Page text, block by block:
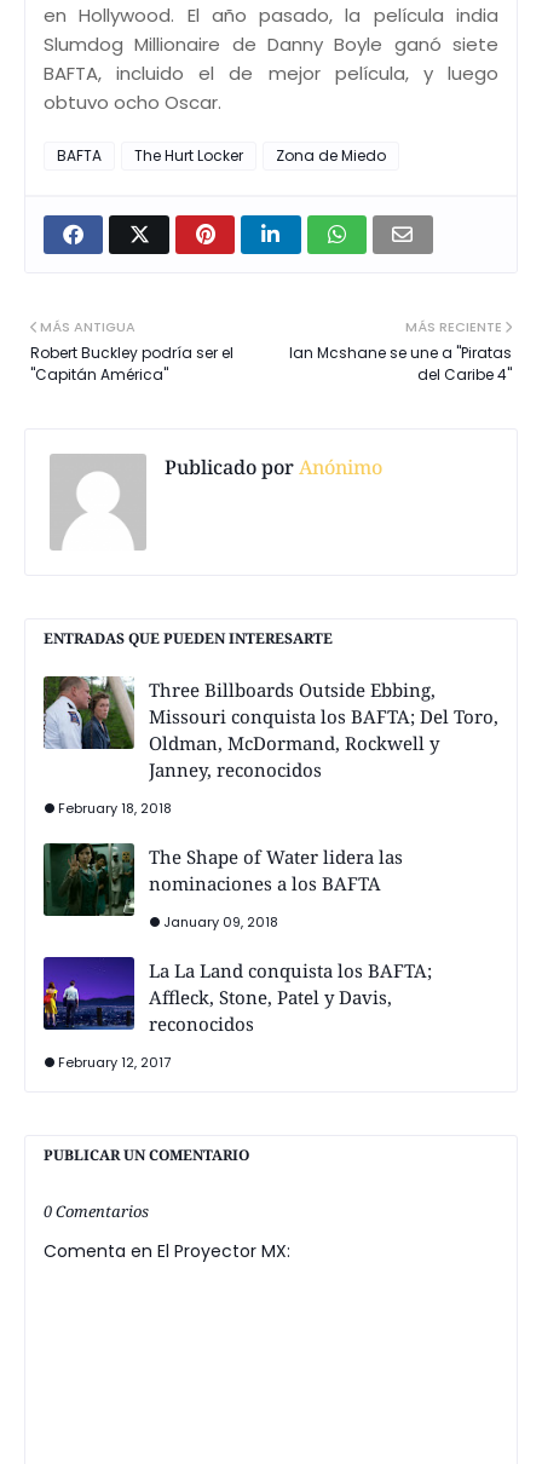
en Hollywood. El año pasado, la película india
Slumdog Millionaire de Danny Boyle ganó siete
BAFTA, incluido el de mejor película, y luego
obtuvo ocho Oscar.
BAFTA The Hurt Locker Zona de Miedo
MÁS RECIENTE
Ian Mcshane se une a "Piratas
del Caribe 4"
MÁS ANTIGUA
Robert Buckley podría ser el
"Capitán América"
Publicado porAnónimo
ENTRADAS QUE PUEDEN INTERESARTE
Three Billboards Outside Ebbing,
Missouri conquista los BAFTA; Del Toro,
Oldman, McDormand, Rockwell y
Janney, reconocidos
February 18, 2018
The Shape of Water lidera las
nominaciones a los BAFTA
January 09, 2018
La La Land conquista los BAFTA;
Affleck, Stone, Patel y Davis,
reconocidos
February 12, 2017
PUBLICAR UN COMENTARIO
0 Comentarios
Comenta en El Proyector MX: